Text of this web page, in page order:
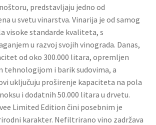
devojkupredstavljaju jedno od
u svetu vinarstva. Vinarija je od samog
visoke standarde kvaliteta, s
u razvoj svojih vinograda. Danas,
od oko 300.000 litara, opremljen
tehnologijom i barik sudovima, a
uključuju proširenje kapaciteta na pola
i dodatnih 50.000 litara u drvetu.
Limited Edition čini posebnim je
karakter. Nefiltrirano vino zadržava